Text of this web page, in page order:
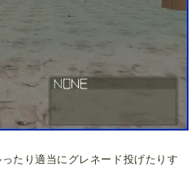
たり適当にグレネード投げたりす